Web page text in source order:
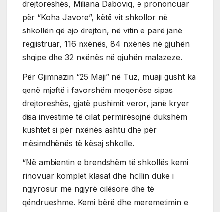
drejtoreshës, Miliana Daboviq, e prononcuar
për “Koha Javore”, këtë vit shkollor në
shkollën që ajo drejton, në vitin e parë janë
regjistruar, 116 nxënës, 84 nxënës në gjuhën
shqipe dhe 32 nxënës në gjuhën malazeze.
Për Gjimnazin “25 Maji” në Tuz, muaji gusht ka
qenë mjaftë i favorshëm meqenëse sipas
drejtoreshës, gjatë pushimit veror, janë kryer
disa investime të cilat përmirësojnë dukshëm
kushtet si për nxënës ashtu dhe për
mësimdhënës të kësaj shkolle.
“Në ambientin e brendshëm të shkollës kemi
rinovuar komplet klasat dhe hollin duke i
ngjyrosur me ngjyrë cilësore dhe të
qëndrueshme. Kemi bërë dhe meremetimin e